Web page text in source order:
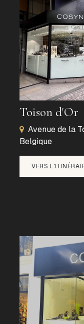
Toison d'Or
Avenue de la
Belgique
VERS